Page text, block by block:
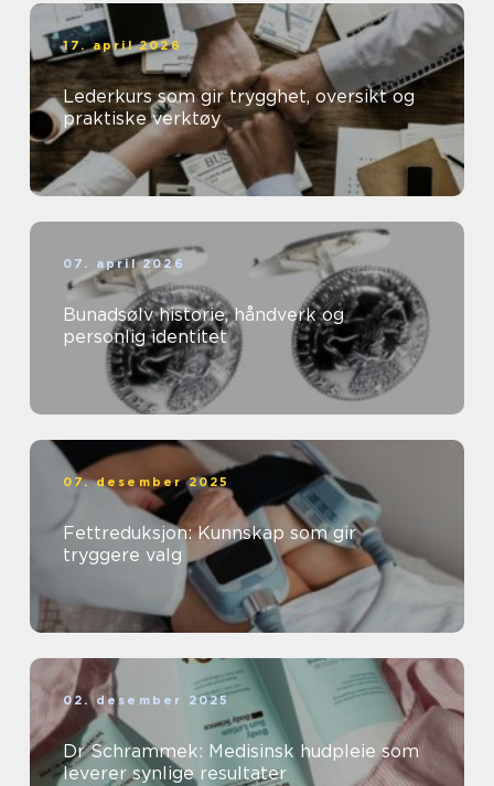
17. april 2026
Lederkurs som gir trygghet, oversikt og
praktiske verktøy
07. april 2026
Bunadsølv historie, håndverk og
personlig identitet
07. desember 2025
Fettreduksjon: Kunnskap som gir
tryggere valg
02. desember 2025
Dr Schrammek: Medisinsk hudpleie som
leverer synlige resultater